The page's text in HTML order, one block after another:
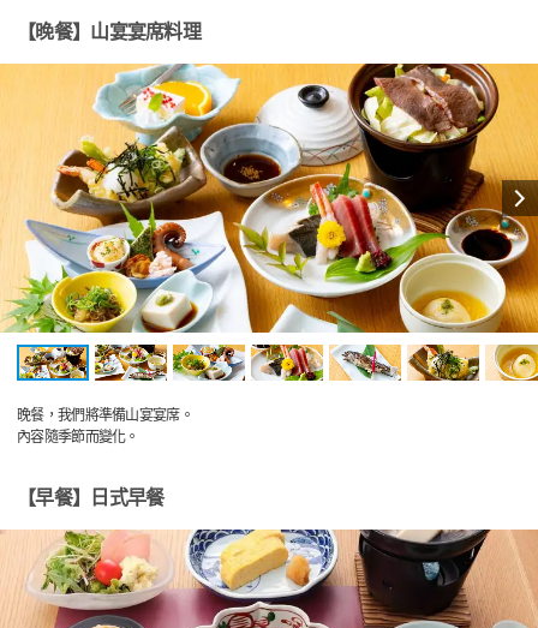
【晚餐】山宴宴席料理
晚餐，我們將準備山宴宴席。
內容隨季節而變化。
【早餐】日式早餐